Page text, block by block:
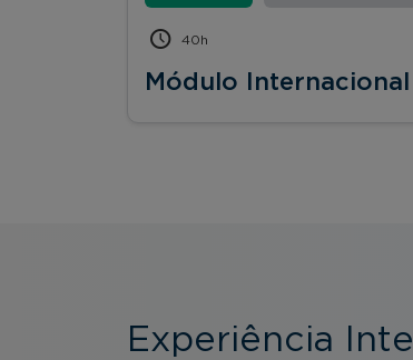
40h
Módulo
Experiência